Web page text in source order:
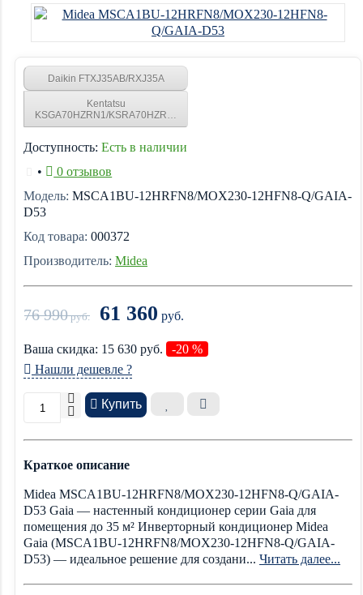
Daikin FTXJ35AB/RXJ35A
Kentatsu
KSGA70HZRN1/KSRA70HZRN1
Доступность: Есть в наличии
•
0 отзывов
Модель: MSCA1BU-12HRFN8/MOX230-12HFN8-Q/GAIA-
D53
Код товара: 000372
Производитель: Midea
76 990руб. 61 360 руб.
Ваша cкидка: 15 630 руб.
-20 %
Нашли дешевле ?
Купить
Краткое описание
Midea MSCA1BU-12HRFN8/MOX230-12HFN8-Q/GAIA-
D53 Gaia — настенный кондиционер серии Gaia для
помещения до 35 м² Инверторный кондиционер Midea
Gaia (MSCA1BU-12HRFN8/MOX230-12HFN8-Q/GAIA-
D53) — идеальное решение для создани... Читать далее...